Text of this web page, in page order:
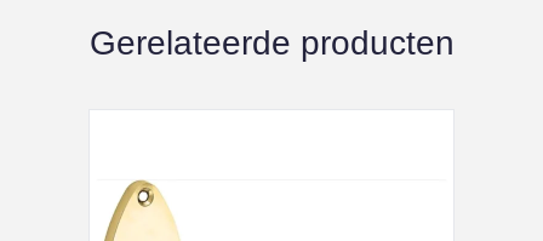
Gerelateerde producten